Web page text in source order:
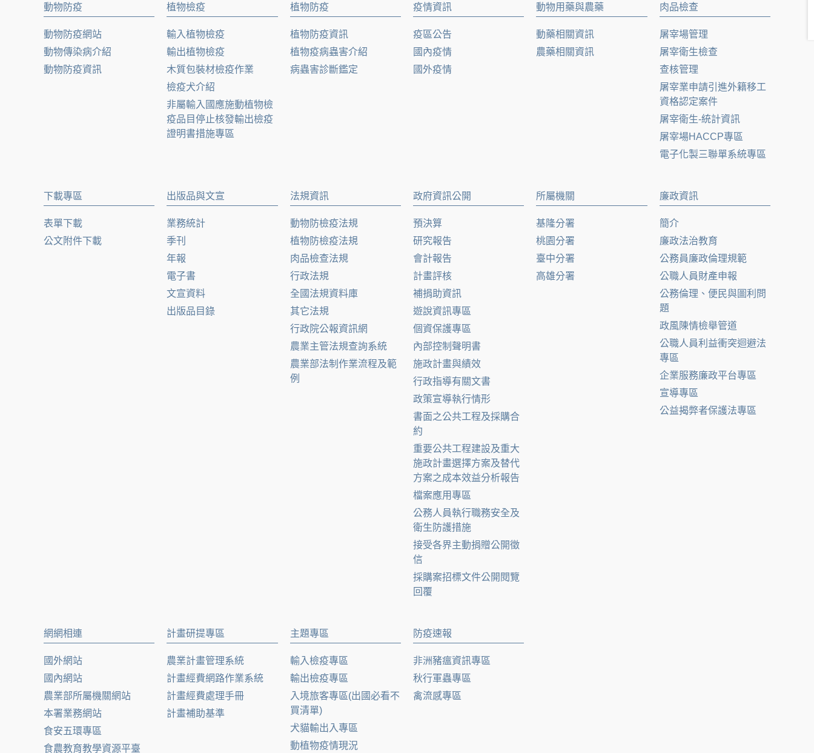
動物防疫
動物防疫網站
動物傳染病介紹
動物防疫資訊
植物檢疫
輸入植物檢疫
輸出植物檢疫
木質包裝材檢疫作業
檢疫犬介紹
非屬輸入國應施動植物檢
疫品目停止核發輸出檢疫
證明書措施專區
植物防疫
植物防疫資訊
植物疫病蟲害介紹
病蟲害診斷鑑定
疫情資訊
疫區公告
國內疫情
國外疫情
動物用藥與農藥
動藥相關資訊
農藥相關資訊
肉品檢查
屠宰場管理
屠宰衛生檢查
查核管理
屠宰業申請引進外籍移工
資格認定案件
屠宰衛生-統計資訊
屠宰場HACCP專區
電子化製三聯單系統專區
下載專區
表單下載
公文附件下載
出版品與文宣
業務統計
季刊
年報
電子書
文宣資料
出版品目錄
法規資訊
動物防檢疫法規
植物防檢疫法規
肉品檢查法規
行政法規
全國法規資料庫
其它法規
行政院公報資訊網
農業主管法規查詢系統
農業部法制作業流程及範
例
政府資訊公開
預決算
研究報告
會計報告
計畫評核
補捐助資訊
遊說資訊專區
個資保護專區
內部控制聲明書
施政計畫與績效
行政指導有關文書
政策宣導執行情形
書面之公共工程及採購合
約
重要公共工程建設及重大
施政計畫選擇方案及替代
方案之成本效益分析報告
檔案應用專區
公務人員執行職務安全及
衛生防護措施
接受各界主動捐贈公開徵
信
採購案招標文件公開閱覽
回覆
所屬機關
基隆分署
桃園分署
臺中分署
高雄分署
廉政資訊
簡介
廉政法治教育
公務員廉政倫理規範
公職人員財產申報
公務倫理、便民與圖利問
題
政風陳情檢舉管道
公職人員利益衝突迴避法
專區
企業服務廉政平台專區
宣導專區
公益揭弊者保護法專區
網網相連
國外網站
國內網站
農業部所屬機關網站
本署業務網站
食安五環專區
食農教育教學資源平臺
計畫研提專區
農業計畫管理系統
計畫經費網路作業系統
計畫經費處理手冊
計畫補助基準
主題專區
輸入檢疫專區
輸出檢疫專區
入境旅客專區(出國必看不
買清單)
犬貓輸出入專區
動植物疫情現況
防疫速報
非洲豬瘟資訊專區
秋行軍蟲專區
禽流感專區